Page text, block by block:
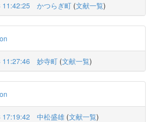
かつらぎ町 (文献一覧)
妙寺町 (文献一覧)
中松盛雄 (文献一覧)